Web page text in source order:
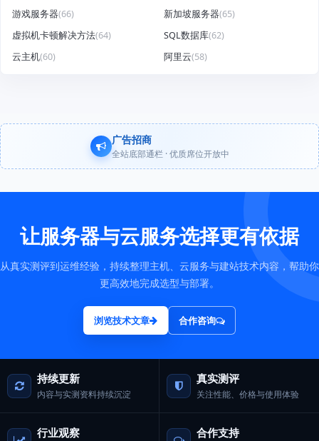
游戏服务器(66) 新加坡服务器(65)
虚拟机卡顿解决方法(64) SQL数据库(62)
云主机(60) 阿里云(58)
广告招商
全站底部通栏 · 优质席位开放中
让服务器与云服务选择更有依据
从真实测评到运维经验，持续整理主机、云服务与建站技术内容，帮助你
更高效地完成选型与部署。
浏览技术文章 合作咨询
持续更新
内容与实测资料持续沉淀
真实测评
关注性能、价格与使用体验
行业观察 合作支持